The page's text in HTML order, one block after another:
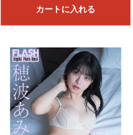
カートに入れる